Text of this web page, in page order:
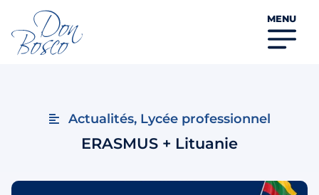
MENU
Actualités, Lycée professionnel
ERASMUS + Lituanie